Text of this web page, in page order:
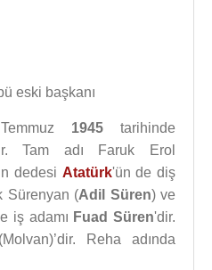
eski başkanı
1945tarihinde
Tam adı Faruk Erol
dedesi Atatürk'ün de diş
Sürenyan (Adil Süren) ve
iş adamı Fuad Süren'dir.
Reha adında